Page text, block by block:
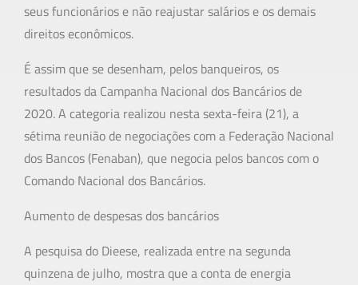
seus funcionários e não reajustar salários e os demais
direitos econômicos.
É assim que se desenham, pelos banqueiros, os
resultados da Campanha Nacional dos Bancários de
2020. A categoria realizou nesta sexta-feira (21), a
sétima reunião de negociações com a Federação Nacional
dos Bancos (Fenaban), que negocia pelos bancos com o
Comando Nacional dos Bancários.
Aumento de despesas dos bancários
A pesquisa do Dieese, realizada entre na segunda
quinzena de julho, mostra que a conta de energia